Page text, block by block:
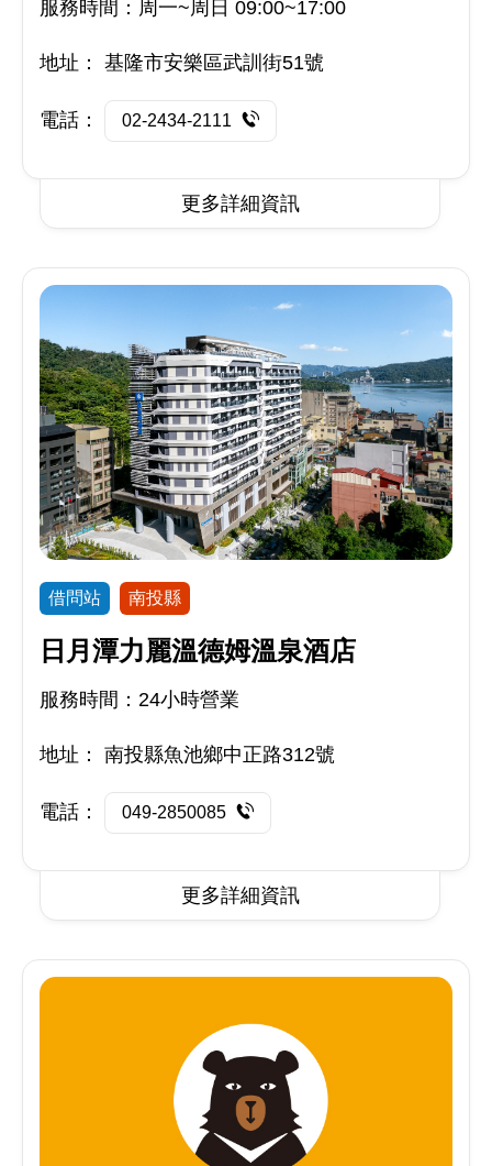
服務時間：周一~周日 09:00~17:00
地址： 基隆市安樂區武訓街51號
電話： 02-2434-2111
更多詳細資訊
借問站 南投縣
日月潭力麗溫德姆溫泉酒店
服務時間：24小時營業
地址： 南投縣魚池鄉中正路312號
電話： 049-2850085
更多詳細資訊